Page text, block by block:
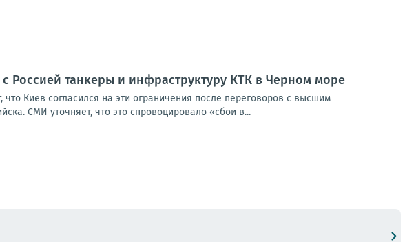
Россией танкеры и инфраструктуру КТК в Черном море
Киев согласился на эти ограничения после переговоров с высшим
СМИ уточняет, что это спровоцировало «сбои в...